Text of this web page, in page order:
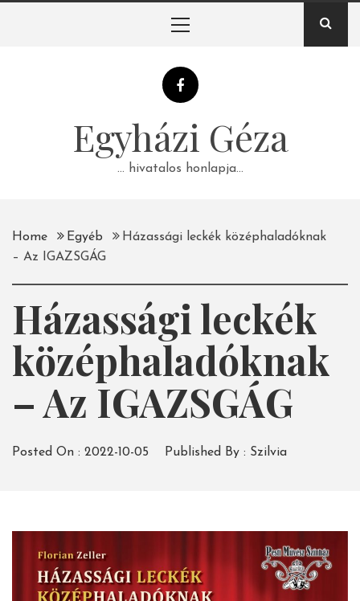
Egyházi Géza
… hivatalos honlapja…
Home Egyéb
Házassági leckék középhaladóknak
– Az IGAZSGÁG
Házassági leckék
középhaladóknak
– Az IGAZSGÁG
Posted On : 2022-10-05 Published By : Szilvia